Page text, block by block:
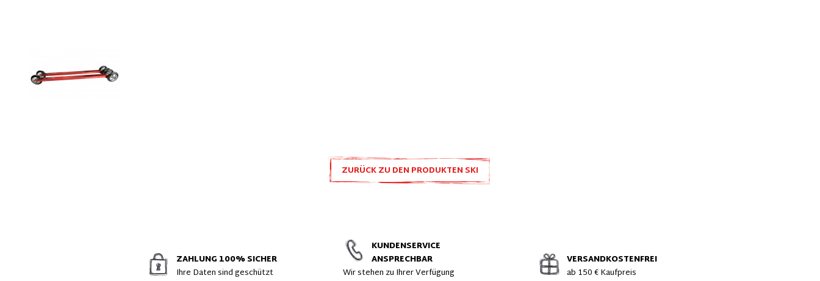
ZURÜCK ZU DEN PRODUKTEN SKI
ZAHLUNG 100% SICHER
Ihre Daten sind geschützt
KUNDENSERVICE
ANSPRECHBAR
Wir stehen zu Ihrer Verfügung
VERSANDKOSTENFREI
ab 150 € Kaufpreis